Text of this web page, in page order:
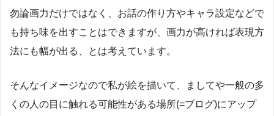
勿論画力だけではなく、お話の作り方やキャラ設定などで
も持ち味を出すことはできますが、画力が高ければ表現方
法にも幅が出る、とは考えています。
そんなイメージなので私が絵を描いて、ましてや一般の多
くの人の目に触れる可能性がある場所(=ブログ)にアップ